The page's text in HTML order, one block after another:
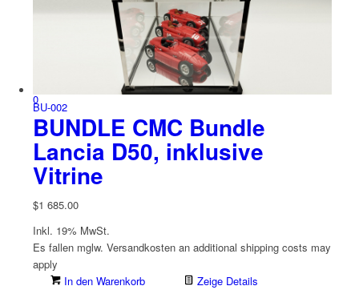
0
BU-002
BUNDLE CMC Bundle
Lancia D50, inklusive
Vitrine
$1 685.00
Inkl. 19% MwSt.
Es fallen mglw. Versand­kosten an additional shipping costs may
apply
In den Warenkorb
Zeige Details